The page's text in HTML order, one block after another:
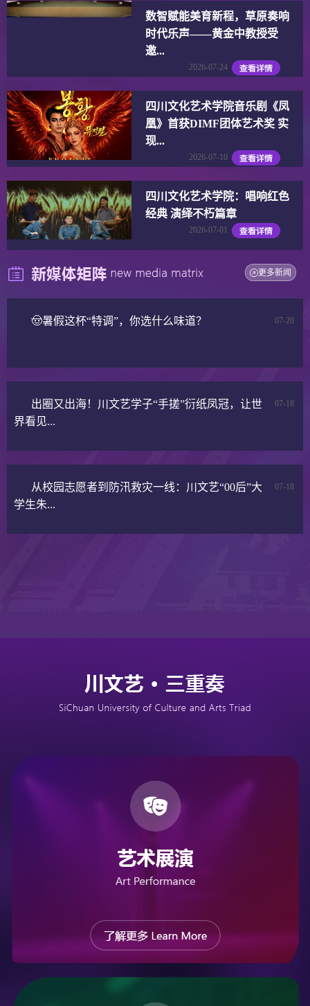
数智赋能美育新程，草原奏响
时代乐声——黄金中教授受
邀...
2026-07-24
四川文化艺术学院音乐剧《凤
凰》首获DIMF团体艺术奖 实
现...
2026-07-10
四川文化艺术学院：唱响红色
经典 演绎不朽篇章
2026-07-01
更多新闻
07-20
🤠暑假这杯“特调”，你选什么味道？
07-18
出圈又出海！川文艺学子“手搓”衍纸凤冠，让世
界看见...
07-18
从校园志愿者到防汛救灾一线：川文艺“00后”大
学生朱...